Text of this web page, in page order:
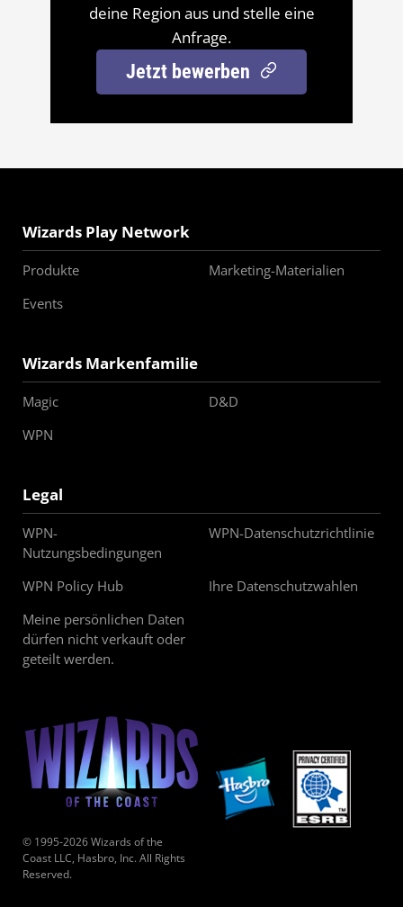
deine Region aus und stelle eine
Anfrage.
Jetzt bewerben
Wizards Play Network
Produkte
Marketing-Materialien
Events
Wizards Markenfamilie
Magic
D&D
WPN
Legal
WPN-
Nutzungsbedingungen
WPN-Datenschutzrichtlinie
WPN Policy Hub
Ihre Datenschutzwahlen
Meine persönlichen Daten
dürfen nicht verkauft oder
geteilt werden.
© 1995-2026 Wizards of the
Coast LLC, Hasbro, Inc. All Rights
Reserved.